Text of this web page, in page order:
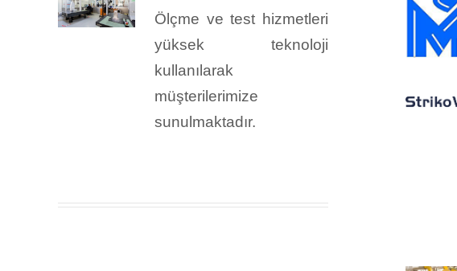
Ölçme ve test hizmetleri
yüksek teknoloji
kullanılarak
müşterilerimize
sunulmaktadır.